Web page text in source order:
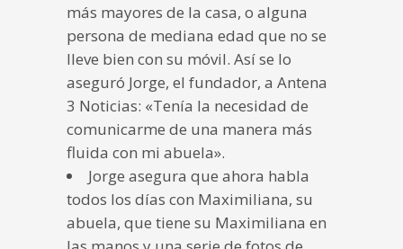
más mayores de la casa, o alguna
persona de mediana edad que no se
lleve bien con su móvil. Así se lo
aseguró Jorge, el fundador, a Antena
3 Noticias: «Tenía la necesidad de
comunicarme de una manera más
fluida con mi abuela».
Jorge asegura que ahora habla
todos los días con Maximiliana, su
abuela, que tiene su Maximiliana en